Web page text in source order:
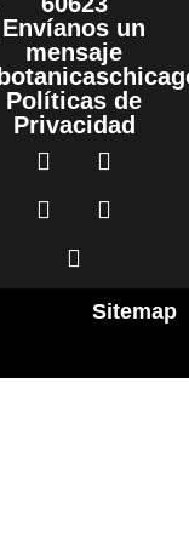
Envíanos un
mensaje
Políticas de
Privacidad
Sitemap